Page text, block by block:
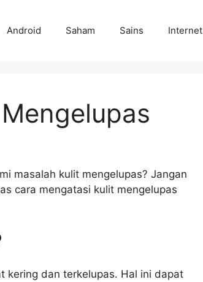
Android Saham Sains Internet
masalah kulit mengelupas? Jangan
cara mengatasi kulit mengelupas
kering dan terkelupas. Hal ini dapat